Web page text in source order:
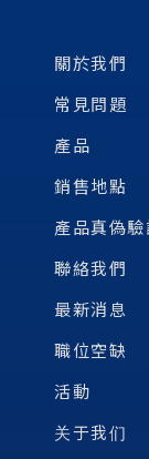
關於我們
常見問題
產品
銷售地點
產品真偽驗
聯絡我們
最新消息
職位空缺
活動
关于我们